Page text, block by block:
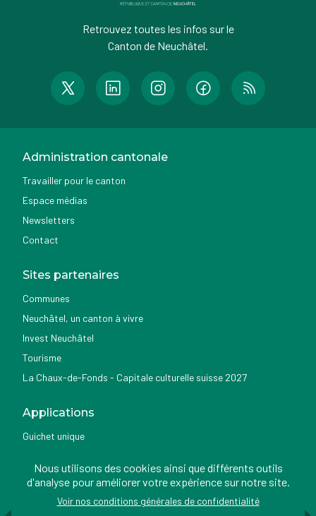
Retrouvez toutes les infos sur le
Canton de Neuchâtel.
Administration cantonale
Travailler pour le canton
Espace médias
Newsletters
Contact
Sites partenaires
Communes
Neuchâtel, un canton à vivre
Invest Neuchâtel
Tourisme
La Chaux-de-Fonds - Capitale culturelle suisse 2027
Applications
Guichet unique
Nemo news
Nous utilisons des cookies ainsi que différents outils
d'analyse pour améliorer votre expérience sur notre site.
Voir nos conditions générales de confidentialité